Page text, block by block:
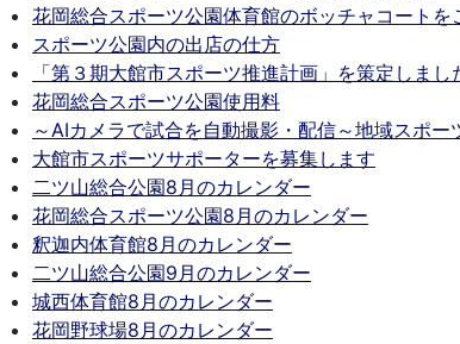
花岡総合スポーツ公園体育館のボッチャコートを
スポーツ公園内の出店の仕方
「第３期大館市スポーツ推進計画」を策定しまし
花岡総合スポーツ公園使用料
～AIカメラで試合を自動撮影・配信～地域スポ
大館市スポーツサポーターを募集します
二ツ山総合公園8月のカレンダー
花岡総合スポーツ公園8月のカレンダー
釈迦内体育館8月のカレンダー
二ツ山総合公園9月のカレンダー
城西体育館8月のカレンダー
花岡野球場8月のカレンダー